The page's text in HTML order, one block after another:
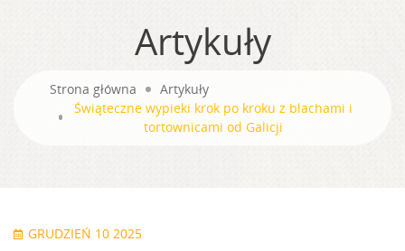
Artykuły
Strona główna
Artykuły
Świąteczne wypieki krok po kroku z blachami i
tortownicami od Galicji
GRUDZIEŃ 10 2025